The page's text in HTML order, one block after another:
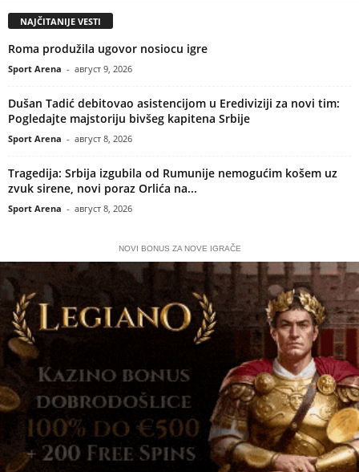
NAJČITANIJE VESTI
Roma produžila ugovor nosiocu igre
Sport Arena - август 9, 2026
Dušan Tadić debitovao asistencijom u Erediviziji za novi tim:
Pogledajte majstoriju bivšeg kapitena Srbije
Sport Arena - август 8, 2026
Tragedija: Srbija izgubila od Rumunije nemogućim košem uz
zvuk sirene, novi poraz Orlića na...
Sport Arena - август 8, 2026
NOVI BONUS ZA NOVE IGRAČE